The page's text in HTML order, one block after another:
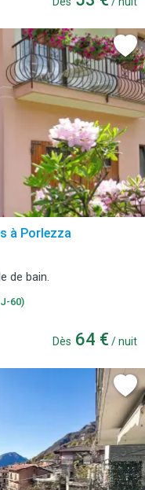
à Porlezza
de bain.
60)
Dès 64 € / nuit